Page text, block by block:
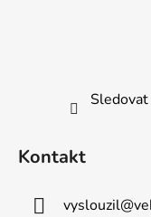
Kontakt
vyslouzil@